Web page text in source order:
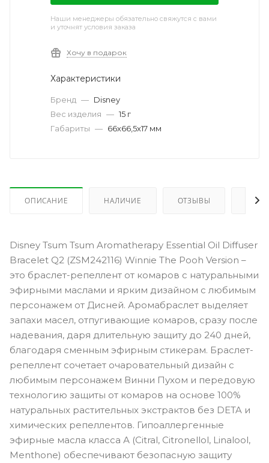
Наши менеджеры обязательно свяжутся с вами
и уточнят условия заказа
Хочу в подарок
Характеристики
Бренд — Disney
Вес изделия — 15 г
Габариты — 66х66,5х17 мм
ОПИСАНИЕ НАЛИЧИЕ ОТЗЫВЫ КАК
Disney Tsum Tsum Aromatherapy Essential Oil Diffuser
Bracelet Q2 (ZSM242116) Winnie The Pooh Version –
это браслет-репеллент от комаров с натуральными
эфирными маслами и ярким дизайном с любимым
персонажем от Дисней. Аромабраслет выделяет
запахи масел, отпугивающие комаров, сразу после
надевания, даря длительную защиту до 240 дней,
благодаря сменным эфирным стикерам. Браслет-
репеллент сочетает очаровательный дизайн с
любимым персонажем Винни Пухом и передовую
технологию защиты от комаров на основе 100%
натуральных растительных экстрактов без DETA и
химических репеллентов. Гипоаллергенные
эфирные масла класса А (Citral, Citronellol, Linalool,
Menthone) обеспечивают безопасную защиту